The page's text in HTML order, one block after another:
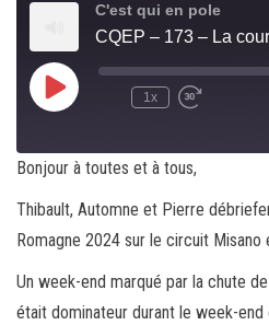
C'est qui en pole
Play
Episode
Rewind
1x
Fast
seconds
Bonjour à toutes et à tous,
Thibault, Automne et Pierre
Romagne 2024 sur le circuit Misano
Un week-end marqué par la chute
était dominateur durant le week-